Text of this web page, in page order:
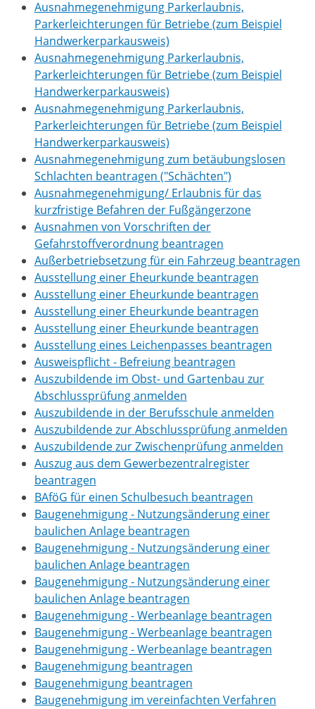
Ausnahmegenehmigung Parkerlaubnis,
Parkerleichterungen für Betriebe (zum Beispiel
Handwerkerparkausweis)
Ausnahmegenehmigung Parkerlaubnis,
Parkerleichterungen für Betriebe (zum Beispiel
Handwerkerparkausweis)
Ausnahmegenehmigung Parkerlaubnis,
Parkerleichterungen für Betriebe (zum Beispiel
Handwerkerparkausweis)
Ausnahmegenehmigung zum betäubungslosen
Schlachten beantragen ("Schächten")
Ausnahmegenehmigung/ Erlaubnis für das
kurzfristige Befahren der Fußgängerzone
Ausnahmen von Vorschriften der
Gefahrstoffverordnung beantragen
Außerbetriebsetzung für ein Fahrzeug beantragen
Ausstellung einer Eheurkunde beantragen
Ausstellung einer Eheurkunde beantragen
Ausstellung einer Eheurkunde beantragen
Ausstellung einer Eheurkunde beantragen
Ausstellung eines Leichenpasses beantragen
Ausweispflicht - Befreiung beantragen
Auszubildende im Obst- und Gartenbau zur
Abschlussprüfung anmelden
Auszubildende in der Berufsschule anmelden
Auszubildende zur Abschlussprüfung anmelden
Auszubildende zur Zwischenprüfung anmelden
Auszug aus dem Gewerbezentralregister
beantragen
BAföG für einen Schulbesuch beantragen
Baugenehmigung - Nutzungsänderung einer
baulichen Anlage beantragen
Baugenehmigung - Nutzungsänderung einer
baulichen Anlage beantragen
Baugenehmigung - Nutzungsänderung einer
baulichen Anlage beantragen
Baugenehmigung - Werbeanlage beantragen
Baugenehmigung - Werbeanlage beantragen
Baugenehmigung - Werbeanlage beantragen
Baugenehmigung beantragen
Baugenehmigung beantragen
Baugenehmigung im vereinfachten Verfahren